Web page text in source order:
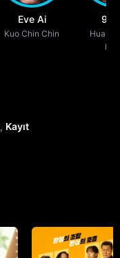
Eve Ai
Kuo Chin Chin
Huang
, Kayıt